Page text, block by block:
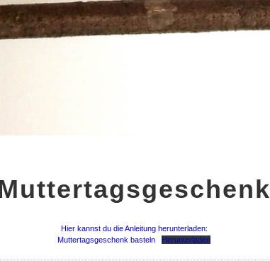
Hier kannst du die Anleitung herunterladen:
Muttertagsgeschenk basteln
Herunterladen